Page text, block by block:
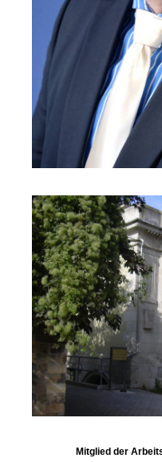
Mitglied der